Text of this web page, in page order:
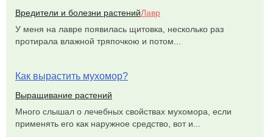
Вредители и болезни растенийЛавр
У меня на лавре появилась щитовка, несколько раз
протирала влажной тряпочкою и потом...
Как вырастить мухомор?
Выращивание растений
Много слышал о лечебных свойствах мухомора, если
применять его как наружное средство, вот и...